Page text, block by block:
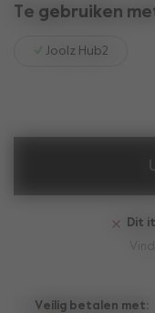
Te gebruiken
Joolz Hub2
Dit
Veilig betalen met: